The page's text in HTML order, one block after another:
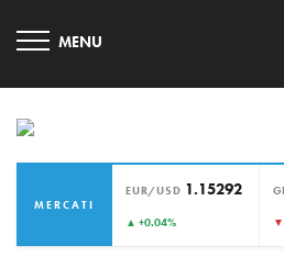
MERCATI
EUR/USD 1.15292
▲ +0.04% ▼